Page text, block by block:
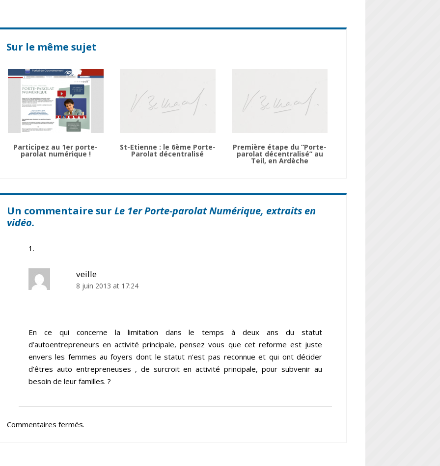
Sur le même sujet
Participez au 1er porte-
parolat numérique !
St-Etienne : le 6ème Porte-
Parolat décentralisé
Première étape du “Porte-
parolat décentralisé” au
Teil, en Ardèche
Un commentaire sur Le 1er Porte-parolat Numérique, extraits en
vidéo.
veille
8 juin 2013 at 17:24
En ce qui concerne la limitation dans le temps à deux ans du statut
d’autoentrepreneurs en activité principale, pensez vous que cet reforme est juste
envers les femmes au foyers dont le statut n’est pas reconnue et qui ont décider
d’êtres auto entrepreneuses , de surcroit en activité principale, pour subvenir au
besoin de leur familles. ?
Commentaires fermés.